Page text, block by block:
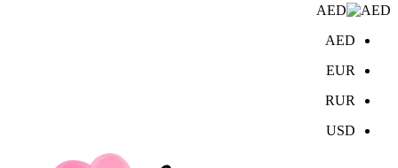
AED
AED
EUR
RUR
USD